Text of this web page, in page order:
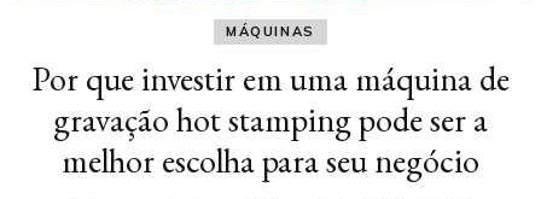
MÁQUINAS
Por que investir em uma máquina de
gravação hot stamping pode ser a
melhor escolha para seu negócio